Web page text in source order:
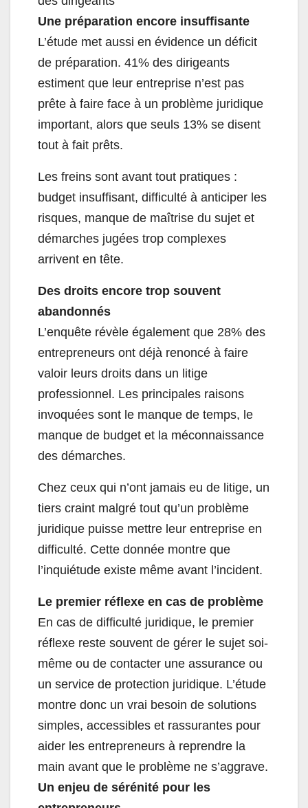
Une préparation encore insuffisante
L’étude met aussi en évidence un déficit
de préparation. 41% des dirigeants
estiment que leur entreprise n’est pas
prête à faire face à un problème juridique
important, alors que seuls 13% se disent
tout à fait prêts.
Les freins sont avant tout pratiques :
budget insuffisant, difficulté à anticiper les
risques, manque de maîtrise du sujet et
démarches jugées trop complexes
arrivent en tête.
Des droits encore trop souvent
abandonnés
L’enquête révèle également que 28% des
entrepreneurs ont déjà renoncé à faire
valoir leurs droits dans un litige
professionnel. Les principales raisons
invoquées sont le manque de temps, le
manque de budget et la méconnaissance
des démarches.
Chez ceux qui n’ont jamais eu de litige, un
tiers craint malgré tout qu’un problème
juridique puisse mettre leur entreprise en
difficulté. Cette donnée montre que
l’inquiétude existe même avant l’incident.
Le premier réflexe en cas de problème
En cas de difficulté juridique, le premier
réflexe reste souvent de gérer le sujet soi-
même ou de contacter une assurance ou
un service de protection juridique. L’étude
montre donc un vrai besoin de solutions
simples, accessibles et rassurantes pour
aider les entrepreneurs à reprendre la
main avant que le problème ne s’aggrave.
Un enjeu de sérénité pour les